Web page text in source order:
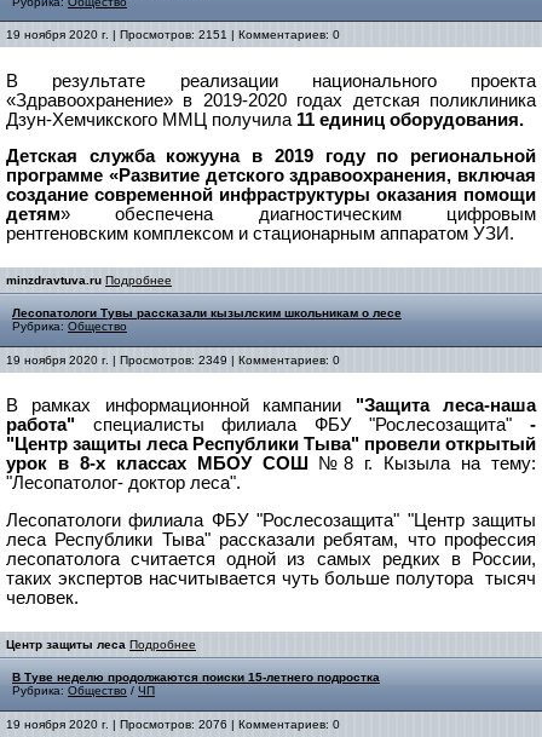
19 ноября 2020 г. | Просмотров: 2151 | Комментариев: 0
В результате реализации национального проекта
«Здравоохранение» в 2019-2020 годах детская поликлиника
Дзун-Хемчикского ММЦ получила 11 единиц оборудования.
Детская служба кожууна в 2019 году по региональной
программе «Развитие детского здравоохранения, включая
создание современной инфраструктуры оказания помощи
детям» обеспечена диагностическим цифровым
рентгеновским комплексом и стационарным аппаратом УЗИ.
minzdravtuva.ru Подробнее
Лесопатологи Тувы рассказали кызылским школьникам о лесе
Рубрика: Общество
19 ноября 2020 г. | Просмотров: 2349 | Комментариев: 0
В рамках информационной кампании "Защита леса-наша
работа" специалисты филиала ФБУ "Рослесозащита"-
"Центр защиты леса Республики Тыва" провели открытый
урок в 8-х классах МБОУ СОШ
№8 г. Кызыла на тему:
"Лесопатолог- доктор леса".
Лесопатологи филиала ФБУ "Рослесозащита" "Центр защиты
леса Республики Тыва" рассказали ребятам, что профессия
лесопатолога считается одной из самых редких в России,
таких экспертов насчитывается чуть больше полутора тысяч
человек.
Центр защиты леса Подробнее
В Туве неделю продолжаются поиски 15-летнего подростка
Рубрика: Общество / ЧП
19 ноября 2020 г. | Просмотров: 2076 | Комментариев: 0